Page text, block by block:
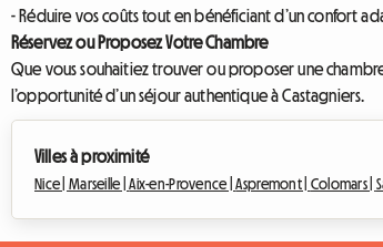
- Réduire vos coûts tout en bénéficiant d’un confort
Réservez ou Proposez Votre Chambre
Que vous souhaitiez trouver ou proposer une
l’opportunité d’un séjour authentique à Castagniers.
Villes à proximité
Nice | Marseille |Aix-en-Provence |Aspremont | Colomars |